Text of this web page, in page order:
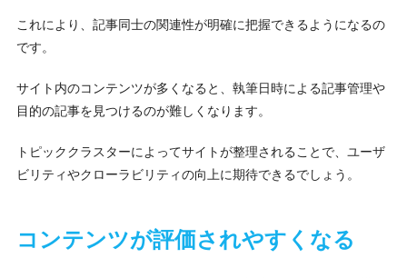
これにより、記事同士の関連性が明確に把握できるようになるの
です。
サイト内のコンテンツが多くなると、執筆日時による記事管理や
目的の記事を見つけるのが難しくなります。
トピッククラスターによってサイトが整理されることで、ユーザ
ビリティやクローラビリティの向上に期待できるでしょう。
コンテンツが評価されやすくなる